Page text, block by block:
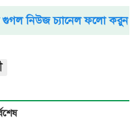
নিউজ চ্যানেল ফলো করুন